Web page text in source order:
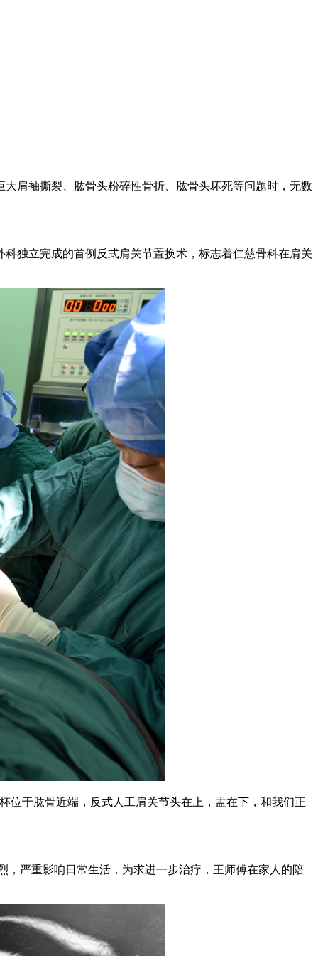
肩袖撕裂、肱骨头粉碎性骨折、肱骨头坏死等问题时，无数
独立完成的首例反式肩关节置换术，标志着仁慈骨科在肩关
位于肱骨近端，反式人工肩关节头在上，盂在下，和我们正
，严重影响日常生活，为求进一步治疗，王师傅在家人的陪